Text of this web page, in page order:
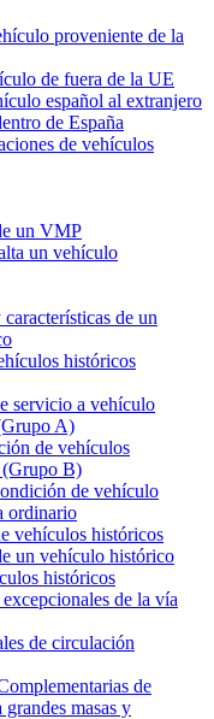
proveniente de la
de fuera de la UE
español al extranjero
de España
de vehículos
un VMP
un vehículo
de un
históricos
servicio a vehículo
A)
de vehículos
B)
de vehículo
ordinario
vehículos históricos
un vehículo histórico
históricos
de la vía
de circulación
de
masas y